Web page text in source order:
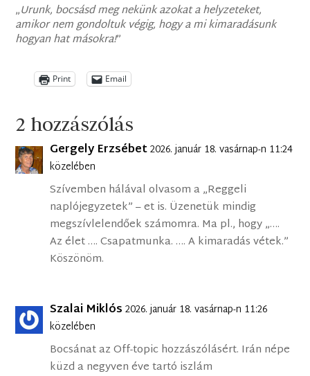
„Urunk, bocsásd meg nekünk azokat a helyzeteket,
amikor nem gondoltuk végig, hogy a mi kimaradásunk
hogyan hat másokra!”
Print Email
2 hozzászólás
Gergely Erzsébet2026. január 18. vasárnap-n 11:24
közelében
Szívemben hálával olvasom a „Reggeli
naplójegyzetek” – et is. Üzenetük mindig
megszívlelendőek számomra. Ma pl., hogy „….
Az élet …. Csapatmunka. …. A kimaradás vétek.”
Köszönöm.
Szalai Miklós 2026. január 18. vasárnap-n 11:26
közelében
Bocsánat az Off-topic hozzászólásért. Irán népe
küzd a negyven éve tartó iszlám